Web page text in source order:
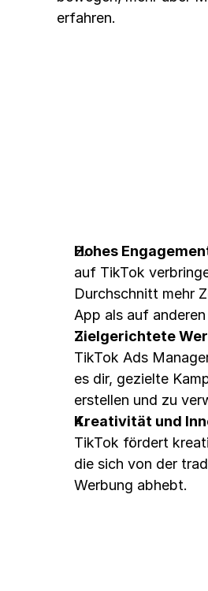
erfahren.
Hohes
auf TikTok
Durchschnitt mehr
App als auf
Zielgerichtete
TikTok Ads
es dir, gezielte
erstellen und zu
Kreativität und
TikTok fördert
die sich von der
Werbung abhebt.